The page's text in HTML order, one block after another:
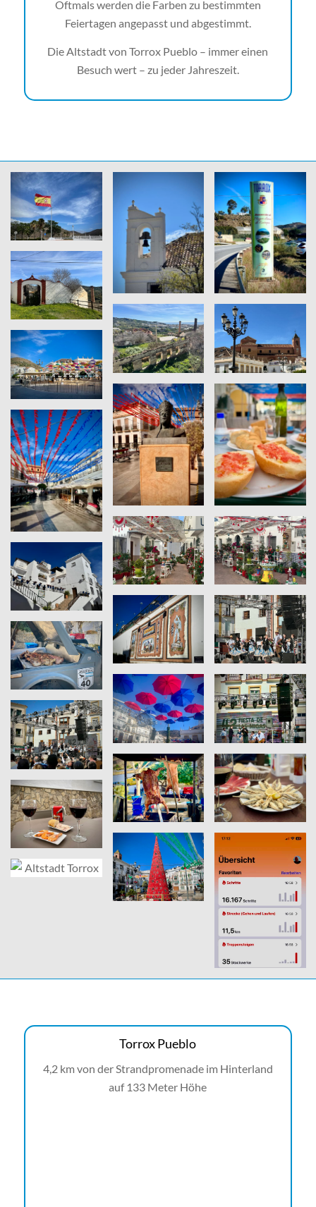
Oftmals werden die Farben zu bestimmten
Feiertagen angepasst und abgestimmt.
Die Altstadt von Torrox Pueblo – immer einen
Besuch wert – zu jeder Jahreszeit.
Torrox Pueblo
4,2 km von der Strandpromenade im Hinterland
auf 133 Meter Höhe